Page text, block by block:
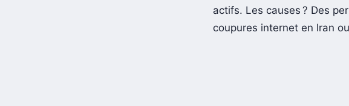
actifs. Les causes ? Des
coupures internet en Iran